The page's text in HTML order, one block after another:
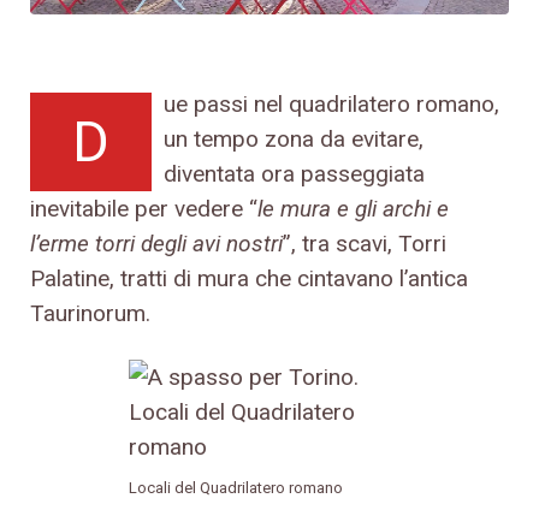
D
ue passi nel quadrilatero romano,
un tempo zona da evitare,
diventata ora passeggiata
inevitabile per vedere “le mura e gli archi e
l’erme torri degli avi nostri”, tra scavi, Torri
Palatine, tratti di mura che cintavano l’antica
Taurinorum.
Locali del Quadrilatero romano